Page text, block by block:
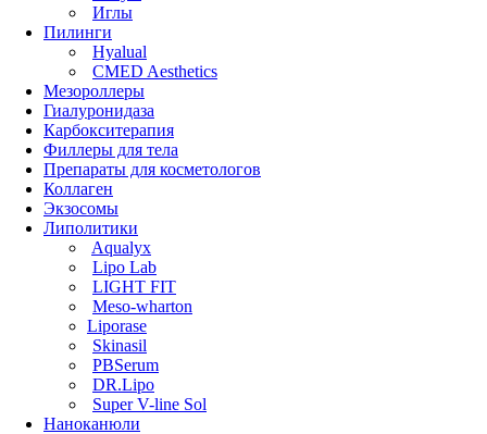
Иглы
Пилинги
Hyalual
CMED Aesthetics
Мезороллеры
Гиалуронидаза
Карбокситерапия
Филлеры для тела
Препараты для косметологов
Коллаген
Экзосомы
Липолитики
Aqualyx
Lipo Lab
LIGHT FIT
Meso-wharton
Liporase
Skinasil
PBSerum
DR.Lipo
Super V-line Sol
Наноканюли